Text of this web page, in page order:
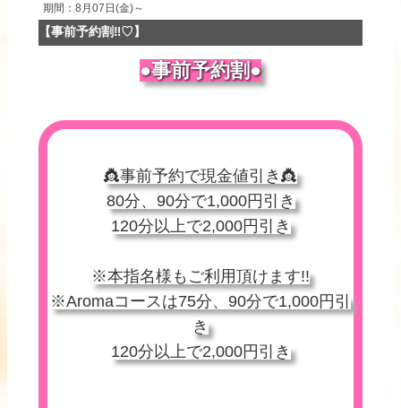
期間：8月07日(金)～
【事前予約割‼♡】
●事前予約割●
👸事前予約で現金値引き👸
80分、90分で1,000円引き
120分以上で2,000円引き
※本指名様もご利用頂けます!!
※Aromaコースは75分、90分で1,000円引
き
120分以上で2,000円引き